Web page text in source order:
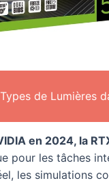
de Lumières
en 2024, la
pour les tâches
les simulations